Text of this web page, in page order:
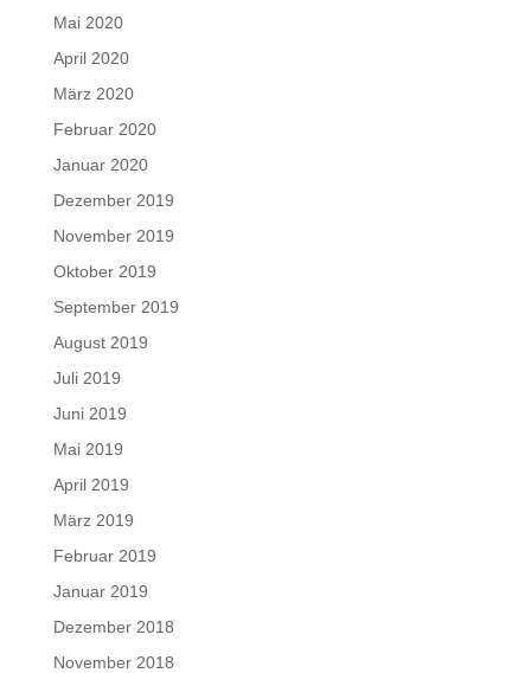
Mai 2020
April 2020
März 2020
Februar 2020
Januar 2020
Dezember 2019
November 2019
Oktober 2019
September 2019
August 2019
Juli 2019
Juni 2019
Mai 2019
April 2019
März 2019
Februar 2019
Januar 2019
Dezember 2018
November 2018